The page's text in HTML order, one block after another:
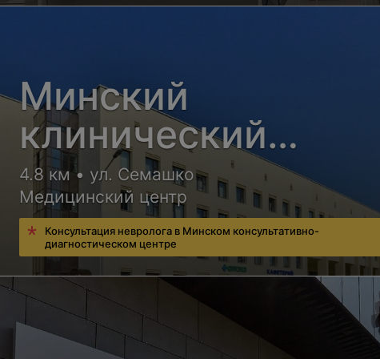
Минский
клинический
консультативно-
диагностический
центр
4.8 км • ул. Семашко
Медицинский центр
Консультация невролога в Минском консультативно-
диагностическом центре